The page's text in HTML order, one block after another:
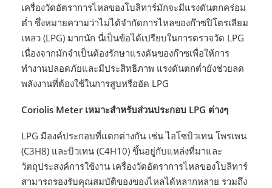
เครื่องวัดอัตราการไหลของโบลิทาร์มักจะมีแรงดันตกคร่อม
ต่ำ ซึ่งหมายความว่าไม่ได้จำกัดการไหลของก๊าซปิโตรเลียม
เหลว (LPG) มากนัก นี่เป็นข้อได้เปรียบในการตรวจวัด LPG
เนื่องจากมักจำเป็นต้องรักษาแรงดันของก๊าซเพื่อให้การ
ทำงานปลอดภัยและมีประสิทธิภาพ แรงดันตกต่ำยังช่วยลด
พลังงานที่ต้องใช้ในการสูบหรืออัด LPG
Coriolis Meter เหมาะสำหรับส่วนประกอบ LPG ต่างๆ
LPG มีองค์ประกอบที่แตกต่างกัน เช่น ไอโซบิวเทน โพรเพน
(C3H8) และบิวเทน (C4H10) ขึ้นอยู่กับแหล่งที่มาและ
วัตถุประสงค์การใช้งาน เครื่องวัดอัตราการไหลของโบลิทาร์
สามารถรองรับคุณสมบัติของของไหลได้หลากหลาย รวมถึง